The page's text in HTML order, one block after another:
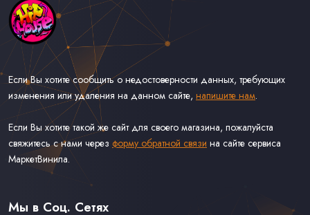
Если Вы хотите сообщить о недостоверности данных, требующих
изменения или удаления на данном сайте, напишите нам.
Если Вы хотите такой же сайт для своего магазина, пожалуйста
свяжитесь с нами через форму обратной связи на сайте сервиса
МаркетВинила.
Каталог Музыки на Виниле В Наличии
Доставка и Оплата
Мы в Соц. Сетях